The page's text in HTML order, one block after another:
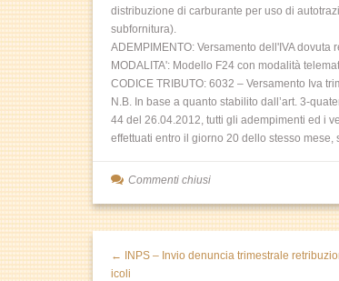
distribuzione di carburante per uso di
subfornitura).
ADEMPIMENTO: Versamento dell'IVA dovuta
MODALITA': Modello F24 con modalità
CODICE TRIBUTO: 6032 – Versamento Iva
N.B. In base a quanto stabilito dall’art. 3-
44 del 26.04.2012, tutti gli adempimenti ed i
effettuati entro il giorno 20 dello stesso
Commenti chiusi
← INPS – Invio denuncia trimestrale
icoli